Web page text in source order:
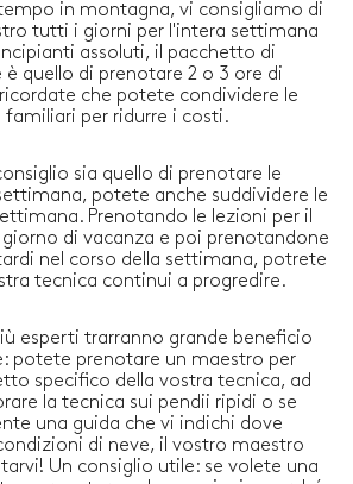
in montagna, vi consigliamo di
tutti i giorni per l'intera settimana
assoluti, il pacchetto di
è quello di prenotare 2 o 3 ore di
che potete condividere le
familiari per ridurre i costi.
sia quello di prenotare le
potete anche suddividere le
Prenotando le lezioni per il
di vacanza e poi prenotandone
nel corso della settimana, potrete
tecnica continui a progredire.
esperti trarranno grande beneficio
potete prenotare un maestro per
specifico della vostra tecnica, ad
la tecnica sui pendii ripidi o se
una guida che vi indichi dove
di neve, il vostro maestro
Un consiglio utile: se volete una